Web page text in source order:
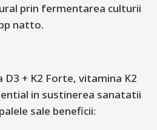
prin fermentarea culturii
natto.
+ K2 Forte, vitamina K2
in sustinerea sanatatii
sale beneficii: